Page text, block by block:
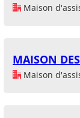
Maison
MAISON
Maison